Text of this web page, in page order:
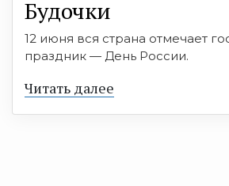
Будочки
12 июня вся страна отмечает
праздник — День России.
Читать далее